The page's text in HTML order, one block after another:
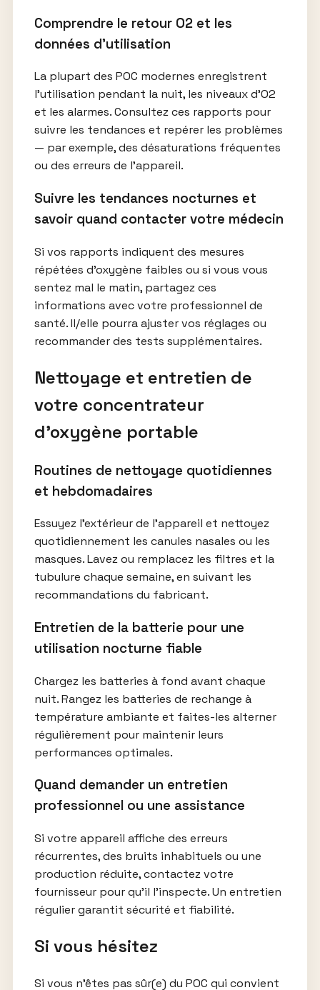
Comprendre le retour O2 et les
données d’utilisation
La plupart des POC modernes enregistrent
l’utilisation pendant la nuit, les niveaux d’O2
et les alarmes. Consultez ces rapports pour
suivre les tendances et repérer les problèmes
— par exemple, des désaturations fréquentes
ou des erreurs de l’appareil.
Suivre les tendances nocturnes et
savoir quand contacter votre médecin
Si vos rapports indiquent des mesures
répétées d’oxygène faibles ou si vous vous
sentez mal le matin, partagez ces
informations avec votre professionnel de
santé. Il/elle pourra ajuster vos réglages ou
recommander des tests supplémentaires.
Nettoyage et entretien de
votre concentrateur
d’oxygène portable
Routines de nettoyage quotidiennes
et hebdomadaires
Essuyez l’extérieur de l’appareil et nettoyez
quotidiennement les canules nasales ou les
masques. Lavez ou remplacez les filtres et la
tubulure chaque semaine, en suivant les
recommandations du fabricant.
Entretien de la batterie pour une
utilisation nocturne fiable
Chargez les batteries à fond avant chaque
nuit. Rangez les batteries de rechange à
température ambiante et faites-les alterner
régulièrement pour maintenir leurs
performances optimales.
Quand demander un entretien
professionnel ou une assistance
Si votre appareil affiche des erreurs
récurrentes, des bruits inhabituels ou une
production réduite, contactez votre
fournisseur pour qu’il l’inspecte. Un entretien
régulier garantit sécurité et fiabilité.
Si vous hésitez
Si vous n’êtes pas sûr(e) du POC qui convient